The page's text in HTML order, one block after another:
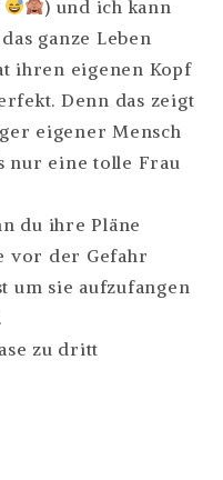
) und ich kann
ganze Leben
ihren eigenen Kopf
Denn das zeigt
eigener Mensch
nur eine tolle Frau
du ihre Pläne
vor der Gefahr
um sie aufzufangen
zu dritt